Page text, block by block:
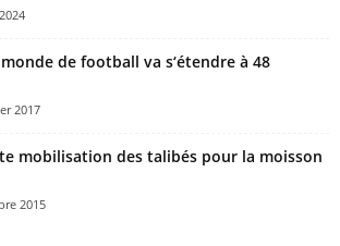
de football va s‘étendre à 48
2017
mobilisation des talibés pour la moisson
2015